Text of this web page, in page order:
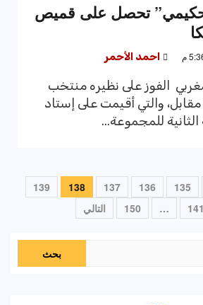
حكيمي” تحصل على قميص
احمد الأحمر
الفوز على نظيره منتخب
والتي أقيمت على إستاد
الثانية للمجموعة...
135
136
137
138
139
141
…
150 التالي